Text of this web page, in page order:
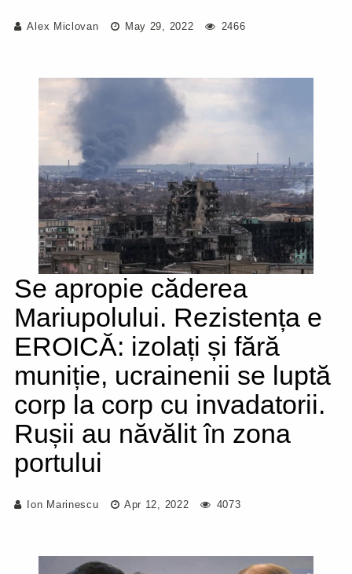
Alex Miclovan May 29, 2022 2466
Se apropie căderea
Mariupolului. Rezistența e
EROICĂ: izolați și fără
muniție, ucrainenii se luptă
corp la corp cu invadatorii.
Rușii au năvălit în zona
portului
Ion Marinescu Apr 12, 2022 4073